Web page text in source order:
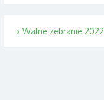
Nawigacja
wpisu
« Walne zebranie 2022